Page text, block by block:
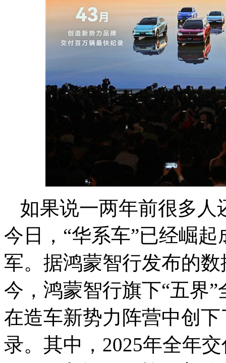
如果说一两年前很多人
今日，“华系车”已经崛
军。据鸿蒙智行发布的
今，鸿蒙智行旗下“五界
在造车新势力阵营中创
录。其中， 2025年全年